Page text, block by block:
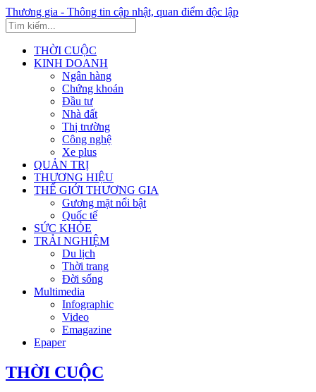
Thương gia - Thông tin cập nhật, quan điểm độc lập
THỜI CUỘC
KINH DOANH
Ngân hàng
Chứng khoán
Đầu tư
Nhà đất
Thị trường
Công nghệ
Xe plus
QUẢN TRỊ
THƯƠNG HIỆU
THẾ GIỚI THƯƠNG GIA
Gương mặt nổi bật
Quốc tế
SỨC KHỎE
TRẢI NGHIỆM
Du lịch
Thời trang
Đời sống
Multimedia
Infographic
Video
Emagazine
Epaper
THỜI CUỘC